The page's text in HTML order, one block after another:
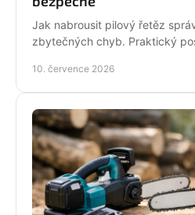
Jak nabrousit pilový řetěz
zbytečných chyb. Praktický
10. července 2026